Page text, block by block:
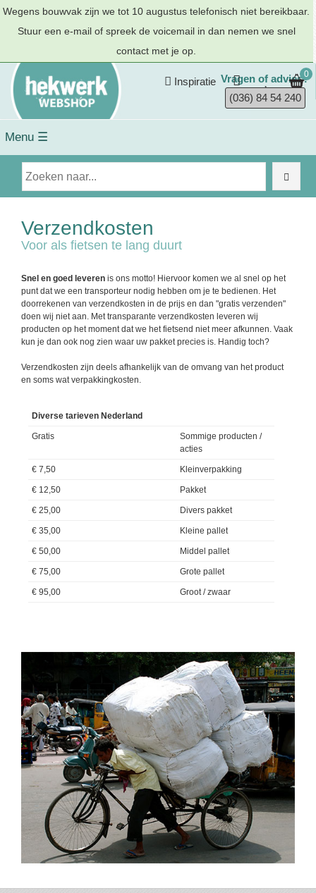
Wegens bouwvak zijn we tot 10 augustus telefonisch niet bereikbaar.
Stuur een e-mail of spreek de voicemail in dan nemen we snel
contact met je op.
Vragen of advies?
(036) 84 54 240
Menu ☰
Inspiratie
0
Verzendkosten
Voor als fietsen te lang duurt
Snel en goed leveren is ons motto! Hiervoor komen we al snel op het
punt dat we een transporteur nodig hebben om je te bedienen. Het
doorrekenen van verzendkosten in de prijs en dan "gratis verzenden"
doen wij niet aan. Met transparante verzendkosten leveren wij
producten op het moment dat we het fietsend niet meer afkunnen. Vaak
kun je dan ook nog zien waar uw pakket precies is. Handig toch?
Verzendkosten zijn deels afhankelijk van de omvang van het product
en soms wat verpakkingkosten.
Diverse tarieven Nederland
Gratis
Sommige producten /
acties
€ 7,50 Kleinverpakking
€ 12,50 Pakket
€ 25,00 Divers pakket
€ 35,00 Kleine pallet
€ 50,00 Middel pallet
€ 75,00 Grote pallet
€ 95,00 Groot / zwaar